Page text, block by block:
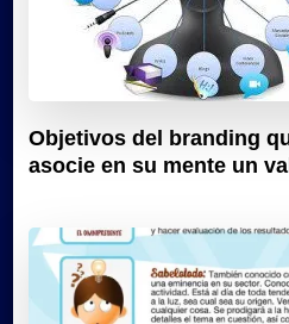
Objetivos del branding
asocie en su mente un